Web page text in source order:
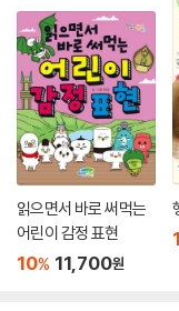
본의 김초밥 ‘노리마키’
으로 보는 이들이 많아지
또한 수많은 쌀 종류 중
료인 김이 왜 우리나라에
어 있는지 알아본다. 김밥
을 빠르게 말고 썰 수 있
살펴볼 수 있다. 충무김
밥’으로 불리지만 일반적
밥도 소개한다. 세계 곳곳
라 사람들이 김밥에 열광
읽으면서 바로 써먹는
어린이 감정 표현
10% 11,700원